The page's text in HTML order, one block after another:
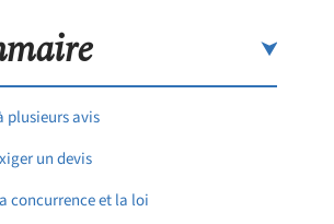
plusieurs avis
un devis
concurrence et la loi